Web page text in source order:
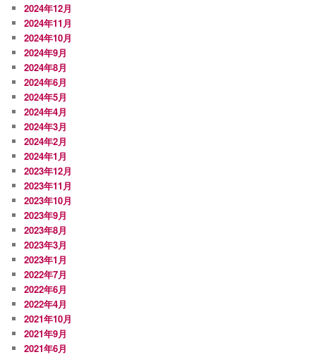
2024年12月
2024年11月
2024年10月
2024年9月
2024年8月
2024年6月
2024年5月
2024年4月
2024年3月
2024年2月
2024年1月
2023年12月
2023年11月
2023年10月
2023年9月
2023年8月
2023年3月
2023年1月
2022年7月
2022年6月
2022年4月
2021年10月
2021年9月
2021年6月